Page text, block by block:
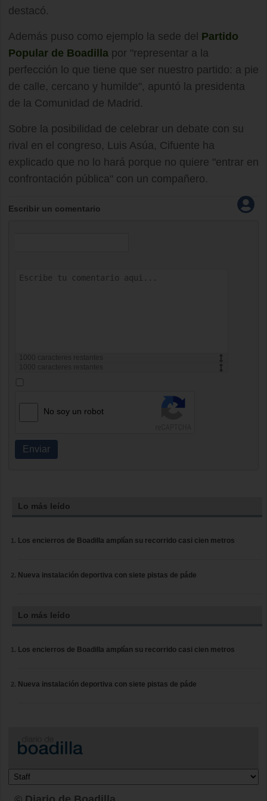
destacó.
Además puso como ejemplo la sede del Partido
Popular de Boadilla por "representar a la
perfección lo que tiene que ser nuestro partido: a pie
de calle, cercano y humilde", apuntó la presidenta
de la Comunidad de Madrid.
Sobre la posibilidad de celebrar un debate con su
rival en el congreso, Luis Asúa, Cifuente ha
explicado que no lo hará porque no quiere "entrar en
confrontación pública" con un compañero.
Escribir un comentario
caracteres restantes
caracteres restantes
No soy un robot
Enviar
Lo más leído
Los encierros de Boadilla amplían su recorrido casi cien metros
Nueva instalación deportiva con siete pistas de páde
Lo más leído
Los encierros de Boadilla amplían su recorrido casi cien metros
Nueva instalación deportiva con siete pistas de páde